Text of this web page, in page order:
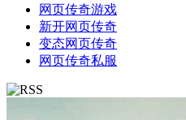
网页传奇游戏
新开网页传奇
变态网页传奇
网页传奇私服